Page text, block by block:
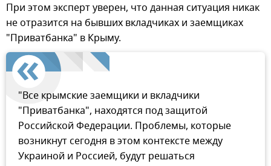
При этом эксперт уверен, что данная ситуация никак
не отразится на бывших вкладчиках и заемщиках
"Приватбанка" в Крыму.
"Все крымские заемщики и вкладчики
"Приватбанка", находятся под защитой
Российской Федерации. Проблемы, которые
возникнут сегодня в этом контексте между
Украиной и Россией, будут решаться